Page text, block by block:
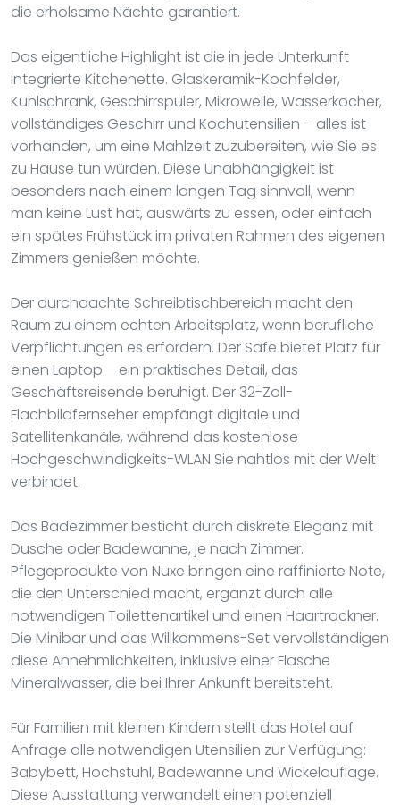
die erholsame Nächte garantiert.
Das eigentliche Highlight ist die in jede Unterkunft
integrierte Kitchenette. Glaskeramik-Kochfelder,
Kühlschrank, Geschirrspüler, Mikrowelle, Wasserkocher,
vollständiges Geschirr und Kochutensilien – alles ist
vorhanden, um eine Mahlzeit zuzubereiten, wie Sie es
zu Hause tun würden. Diese Unabhängigkeit ist
besonders nach einem langen Tag sinnvoll, wenn
man keine Lust hat, auswärts zu essen, oder einfach
ein spätes Frühstück im privaten Rahmen des eigenen
Zimmers genießen möchte.
Der durchdachte Schreibtischbereich macht den
Raum zu einem echten Arbeitsplatz, wenn berufliche
Verpflichtungen es erfordern. Der Safe bietet Platz für
einen Laptop – ein praktisches Detail, das
Geschäftsreisende beruhigt. Der 32-Zoll-
Flachbildfernseher empfängt digitale und
Satellitenkanäle, während das kostenlose
Hochgeschwindigkeits-WLAN Sie nahtlos mit der Welt
verbindet.
Das Badezimmer besticht durch diskrete Eleganz mit
Dusche oder Badewanne, je nach Zimmer.
Pflegeprodukte von Nuxe bringen eine raffinierte Note,
die den Unterschied macht, ergänzt durch alle
notwendigen Toilettenartikel und einen Haartrockner.
Die Minibar und das Willkommens-Set vervollständigen
diese Annehmlichkeiten, inklusive einer Flasche
Mineralwasser, die bei Ihrer Ankunft bereitsteht.
Für Familien mit kleinen Kindern stellt das Hotel auf
Anfrage alle notwendigen Utensilien zur Verfügung:
Babybett, Hochstuhl, Badewanne und Wickelauflage.
Diese Ausstattung verwandelt einen potenziell